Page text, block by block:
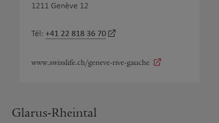
1211 Genève 12
Tél: +41 22 818 36 70
www.swisslife.ch/geneve-rive-gauche
Glarus-Rheintal